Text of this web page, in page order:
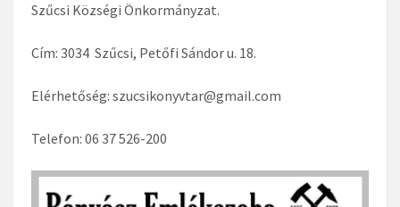
Szűcsi Községi Önkormányzat.
Cím: 3034 Szűcsi, Petőfi Sándor u. 18.
Elérhetőség: szucsikonyvtar@gmail.com
Telefon: 06 37 526-200